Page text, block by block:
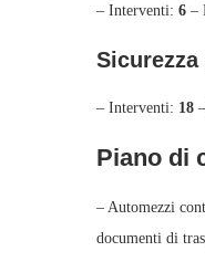
– Interventi: 6 –
– Interventi: 18
Piano di
– Automezzi
documenti di